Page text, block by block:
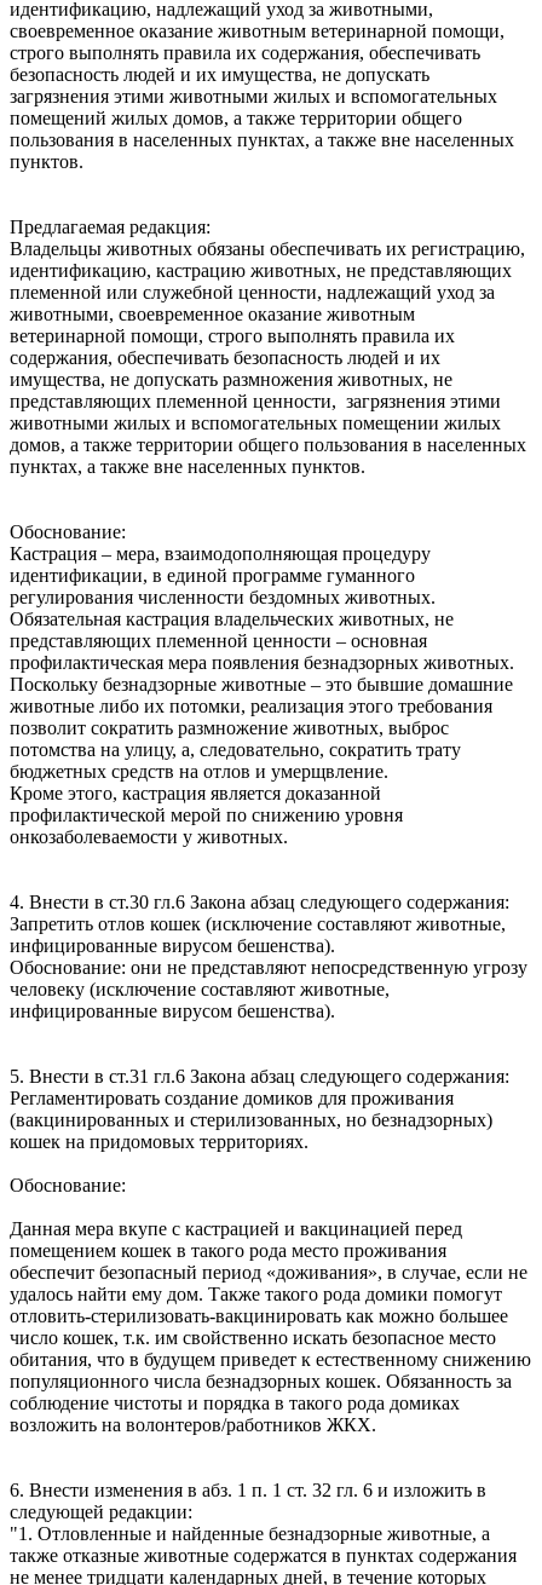
идентификацию, надлежащий уход за животными,
своевременное оказание животным ветеринарной помощи,
строго выполнять правила их содержания, обеспечивать
безопасность людей и их имущества, не допускать
загрязнения этими животными жилых и вспомогательных
помещений жилых домов, а также территории общего
пользования в населенных пунктах, а также вне населенных
пунктов.
Предлагаемая редакция:
Владельцы животных обязаны обеспечивать их регистрацию,
идентификацию, кастрацию животных, не представляющих
племенной или служебной ценности, надлежащий‌ уход за
животными, своевременное оказание животным
ветеринарной‌ помощи, строго выполнять правила их
содержания, обеспечивать безопасность людей‌ и их
имущества, не допускать размножения животных, не
представляющих племенной ценности, загрязнения этими
животными жилых и вспомогательных помещении‌ жилых
домов, а также территории общего пользования в населенных
пунктах, а также вне населенных пунктов.
Обоснование:
Кастрация – мера, взаимодополняющая процедуру
идентификации, в единой программе гуманного
регулирования численности бездомных животных.
Обязательная кастрация владельческих животных, не
представляющих племенной ценности – основная
профилактическая мера появления безнадзорных животных.
Поскольку безнадзорные животные – это бывшие домашние
животные либо их потомки, реализация этого требования
позволит сократить размножение животных, выброс
потомства на улицу, а, следовательно, сократить трату
бюджетных средств на отлов и умерщвление.
Кроме этого, кастрация является доказанной
профилактической мерой по снижению уровня
онкозаболеваемости у животных.
4. Внести в ст.30 гл.6 Закона абзац следующего содержания:
Запретить отлов кошек (исключение составляют животные,
инфицированные вирусом бешенства).
Обоснование: они не представляют непосредственную угрозу
человеку (исключение составляют животные,
инфицированные вирусом бешенства).
5. Внести в ст.31 гл.6 Закона абзац следующего содержания:
Регламентировать создание домиков для проживания
(вакцинированных и стерилизованных, но безнадзорных)
кошек на придомовых территориях.
Обоснование:
Данная мера вкупе с кастрацией и вакцинацией перед
помещением кошек в такого рода место проживания
обеспечит безопасный период «доживания», в случае, если не
удалось найти ему дом. Также такого рода домики помогут
отловить-стерилизовать-вакцинировать как можно большее
число кошек, т.к. им свойственно искать безопасное место
обитания, что в будущем приведет к естественному снижению
популяционного числа безнадзорных кошек. Обязанность за
соблюдение чистоты и порядка в такого рода домиках
возложить на волонтеров/работников ЖКХ.
6. Внести изменения в абз. 1 п. 1 ст. 32 гл. 6 и изложить в
следующей редакции:
"1. Отловленные и найденные безнадзорные животные, а
также отказные животные содержатся в пунктах содержания
не менее тридцати календарных дней, в течение которых